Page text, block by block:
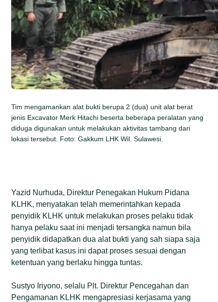
Tim mengamankan alat bukti berupa 2 (dua) unit alat berat
jenis Excavator Merk Hitachi beserta beberapa peralatan yang
diduga digunakan untuk melakukan aktivitas tambang dari
lokasi tersebut. Foto: Gakkum LHK Wil. Sulawesi.
Yazid Nurhuda, Direktur Penegakan Hukum Pidana
KLHK, menyatakan telah memerintahkan kepada
penyidik KLHK untuk melakukan proses pelaku tidak
hanya pelaku saat ini menjadi tersangka namun bila
penyidik didapatkan dua alat bukti yang sah siapa saja
yang terlibat kasus ini dapat proses sesuai dengan
ketentuan yang berlaku hingga tuntas.
Sustyo Iriyono, selalu Plt. Direktur Pencegahan dan
Pengamanan KLHK mengapresiasi kerjasama yang